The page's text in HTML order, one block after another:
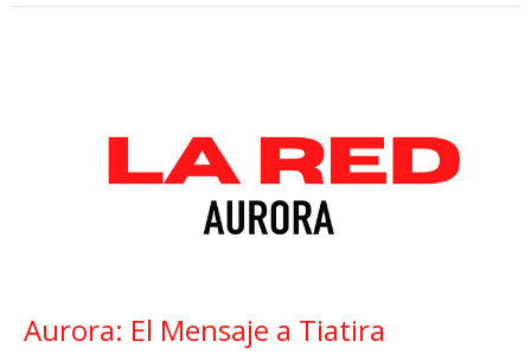
Aurora: El Mensaje a Tiatira